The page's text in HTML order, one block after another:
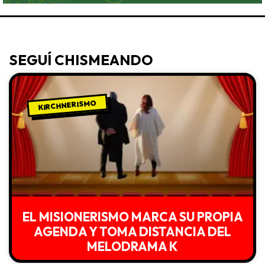
SEGUÍ CHISMEANDO
KIRCHNERISMO
EL MISIONERISMO MARCA SU PROPIA
AGENDA Y TOMA DISTANCIA DEL
MELODRAMA K